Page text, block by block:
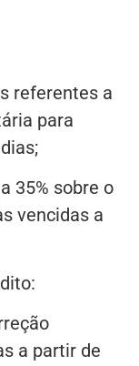
referentes a
para
35% sobre o
vencidas a
a partir de